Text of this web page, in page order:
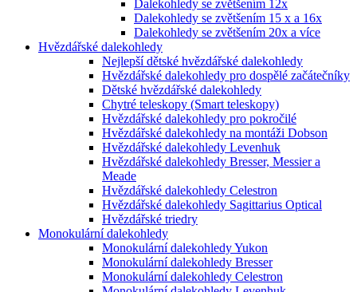
Dalekohledy se zvětšením 12x
Dalekohledy se zvětšením 15 x a 16x
Dalekohledy se zvětšením 20x a více
Hvězdářské dalekohledy
Nejlepší dětské hvězdářské dalekohledy
Hvězdářské dalekohledy pro dospělé začátečníky
Dětské hvězdářské dalekohledy
Chytré teleskopy (Smart teleskopy)
Hvězdářské dalekohledy pro pokročilé
Hvězdářské dalekohledy na montáži Dobson
Hvězdářské dalekohledy Levenhuk
Hvězdářské dalekohledy Bresser, Messier a
Meade
Hvězdářské dalekohledy Celestron
Hvězdářské dalekohledy Sagittarius Optical
Hvězdářské triedry
Monokulární dalekohledy
Monokulární dalekohledy Yukon
Monokulární dalekohledy Bresser
Monokulární dalekohledy Celestron